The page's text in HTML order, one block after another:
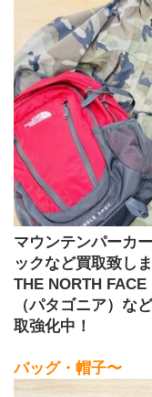
マウンテンパーカ
ックなど買取致しま
THE NORTH
（パタゴニア）な
取強化中！
バッグ・帽子〜